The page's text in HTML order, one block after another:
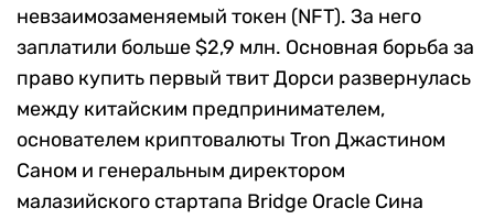
невзаимозаменяемый токен (NFT). За него
заплатили больше $2,9 млн. Основная борьба за
право купить первый твит Дорси развернулась
между китайским предпринимателем,
основателем криптовалюты Tron Джастином
Саном и генеральным директором
малазийского стартапа Bridge Oracle Сина